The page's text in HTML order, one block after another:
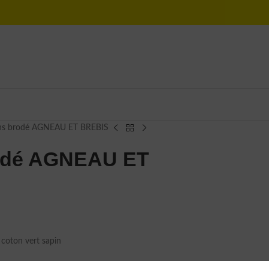
brodé AGNEAU ET BREBIS
AGNEAU ET
coton vert sapin